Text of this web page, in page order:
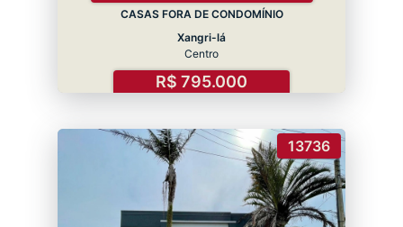
CASAS FORA DE CONDOMÍNIO
Xangri-lá
Centro
R$ 795.000
13736